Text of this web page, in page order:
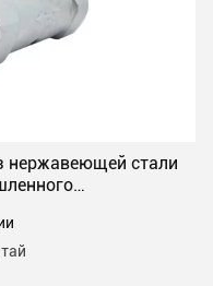
нержавеющей стали